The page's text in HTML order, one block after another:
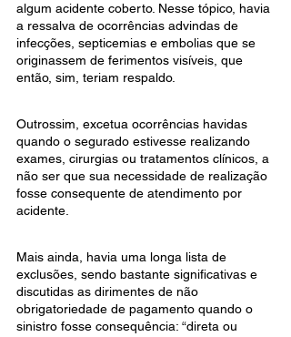
algum acidente coberto. Nesse tópico, havia
a ressalva de ocorrências advindas de
infecções, septicemias e embolias que se
originassem de ferimentos visíveis, que
então, sim, teriam respaldo.
Outrossim, excetua ocorrências havidas
quando o segurado estivesse realizando
exames, cirurgias ou tratamentos clínicos, a
não ser que sua necessidade de realização
fosse consequente de atendimento por
acidente.
Mais ainda, havia uma longa lista de
exclusões, sendo bastante significativas e
discutidas as dirimentes de não
obrigatoriedade de pagamento quando o
sinistro fosse consequência: “direta ou